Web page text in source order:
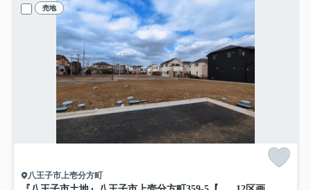
売地
八王子市上壱分方町